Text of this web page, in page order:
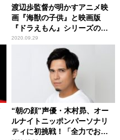
渡辺歩監督が明かすアニメ映
画『海獣の子供』と映画版
『ドラえもん』シリーズの共
通点
2020.09.29
“朝の顔”声優・木村昴、オー
ルナイトニッポンパーソナリ
ティに初挑戦！「全力でお邪